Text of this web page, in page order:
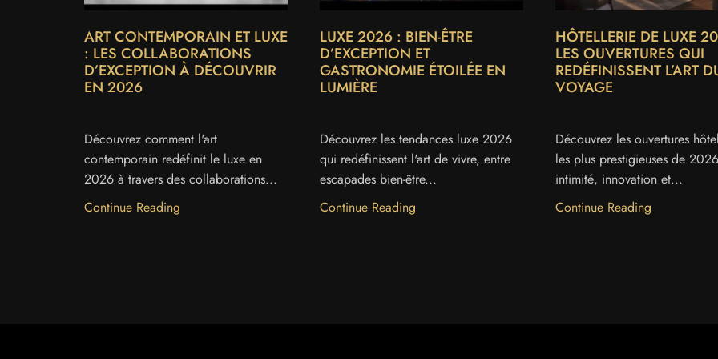
ART CONTEMPORAIN ET LUXE
: LES COLLABORATIONS
D’EXCEPTION À DÉCOUVRIR
EN 2026
Découvrez comment l'art
contemporain redéfinit le luxe en
2026 à travers des collaborations...
Continue Reading
LUXE 2026 : BIEN-ÊTRE
D’EXCEPTION ET
GASTRONOMIE ÉTOILÉE EN
LUMIÈRE
Découvrez les tendances luxe 2026
qui redéfinissent l'art de vivre, entre
escapades bien-être...
Continue Reading
HÔTELLERIE DE LUXE
LES OUVERTURES QUI
REDÉFINISSENT L’ART
VOYAGE
Découvrez les ouvertures
les plus prestigieuses de
intimité, innovation et...
Continue Reading